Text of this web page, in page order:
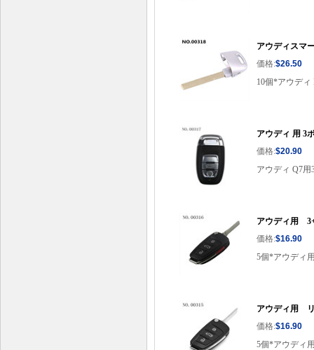
アウディスマ
価格:$26.50
10個*アウディ
アウディ 用 3
価格:$20.90
アウディ Q7
アウディ用
価格:$16.90
5個*アウディ
アウディ用
価格:$16.90
5個*アウディ